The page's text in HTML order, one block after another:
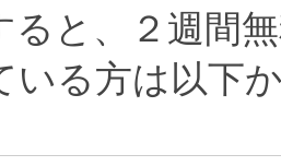
ると、２週間
いる方は以下